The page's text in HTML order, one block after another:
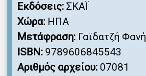
Εκδόσεις: ΣΚΑΪ
Χώρα: ΗΠΑ
Μετάφραση: Γαϊδατζή Φανή
ISBN: 9789606845543
Αριθμός αρχείου: 07081